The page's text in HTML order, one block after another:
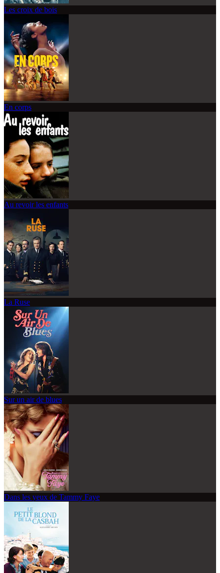
Les croix de bois
En corps
Au revoir les enfants
La Ruse
Sur un air de blues
Dans les yeux de Tammy Faye